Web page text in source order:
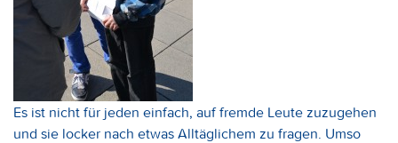
Es ist nicht für jeden einfach, auf fremde Leute zuzugehen
und sie locker nach etwas Alltäglichem zu fragen. Umso